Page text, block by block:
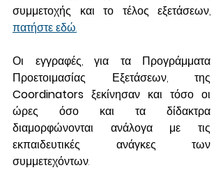
πατήστε εδώ.
Οι εγγραφές, για τα Προγράμματα
Coordinators ξεκίνησαν και τόσο οι
ώρες όσο και τα δίδακτρα
διαμορφώνονται ανάλογα με τις
εκπαιδευτικές ανάγκες των
συμμετεχόντων.